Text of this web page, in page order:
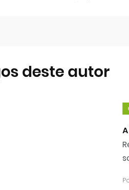
deste autor